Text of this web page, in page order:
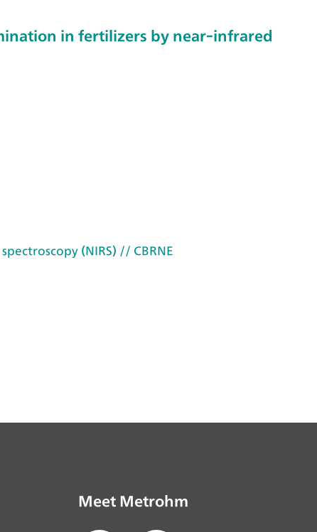
in fertilizers by near-infrared
(NIRS) // CBRNE
Meet Metrohm